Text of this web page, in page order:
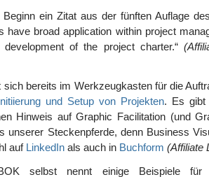
ein Zitat aus der fünften Auflage
have broad application within project
development of the project charter.“
sich bereits im Werkzeugkasten für die
und Setup von Projekten. Es gibt
Hinweis auf Graphic Facilitation (und
unserer Steckenpferde, denn Business
auf LinkedIn als auch in Buchform (Affiliate
selbst nennt einige Beispiele für